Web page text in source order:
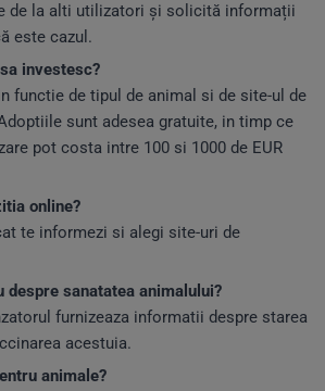
de la alti utilizatori și solicită informații
este cazul.
investesc?
functie de tipul de animal si de site-ul de
sunt adesea gratuite, in timp ce
pot costa intre 100 si 1000 de EUR
online?
te informezi si alegi site-uri de
despre sanatatea animalului?
furnizeaza informatii despre starea
acestuia.
animale?